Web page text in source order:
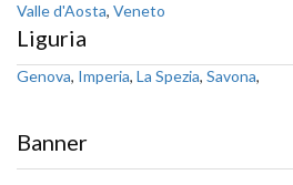
Valle d'Aosta, Veneto
Liguria
Genova, Imperia, La Spezia, Savona,
Banner